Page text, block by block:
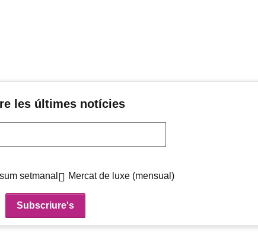
les últimes notícies
setmanal Mercat de luxe (mensual)